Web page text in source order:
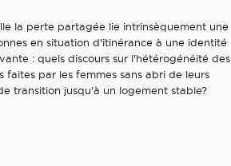
la perte partagée lie intrinsèquement une
en situation d'itinérance à une identité
: quels discours sur l'hétérogénéité des
faites par les femmes sans abri de leurs
transition jusqu'à un logement stable?